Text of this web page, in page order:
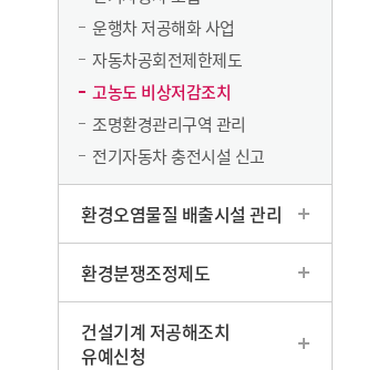
운행차 저공해화 사업
자동차공회전제한제도
고농도 비상저감조치
조명환경관리구역 관리
전기자동차 충전시설 신고
환경오염물질 배출시설 관리
환경분쟁조정제도
건설기계 저공해조치
유예신청